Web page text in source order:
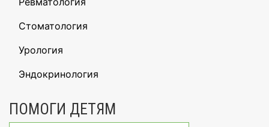
Стоматология
Урология
Эндокринология
ПОМОГИ ДЕТЯМ